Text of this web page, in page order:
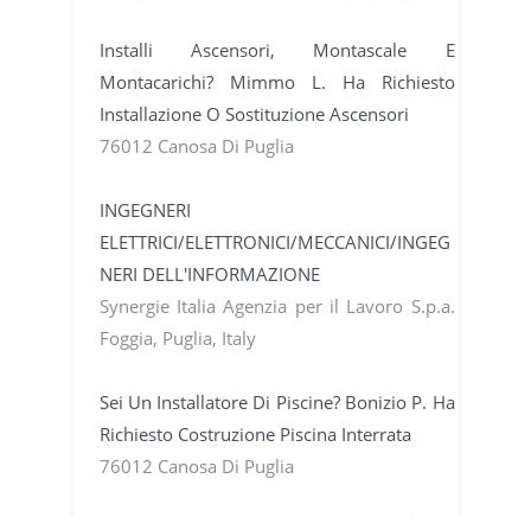
Installi Ascensori, Montascale E
Montacarichi? Mimmo L. Ha Richiesto
Installazione O Sostituzione Ascensori
76012 Canosa Di Puglia
INGEGNERI
ELETTRICI/ELETTRONICI/MECCANICI/INGEG
NERI DELL'INFORMAZIONE
Synergie Italia Agenzia per il Lavoro S.p.a.
Foggia, Puglia, Italy
Sei Un Installatore Di Piscine? Bonizio P. Ha
Richiesto Costruzione Piscina Interrata
76012 Canosa Di Puglia